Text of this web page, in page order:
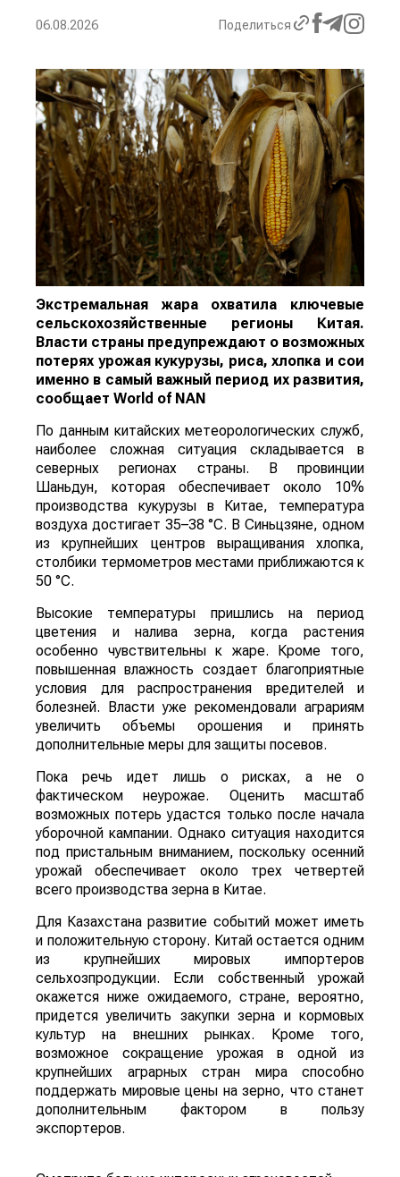
06.08.2026 Поделиться
Экстремальная жара охватила ключевые
сельскохозяйственные регионы Китая.
Власти страны предупреждают о возможных
потерях урожая кукурузы, риса, хлопка и сои
именно в самый важный период их развития,
сообщает World of NAN
По данным китайских метеорологических служб,
наиболее сложная ситуация складывается в
северных регионах страны. В провинции
Шаньдун, которая обеспечивает около 10%
производства кукурузы в Китае, температура
воздуха достигает 35–38 °C. В Синьцзяне, одном
из крупнейших центров выращивания хлопка,
столбики термометров местами приближаются к
50 °C.
Высокие температуры пришлись на период
цветения и налива зерна, когда растения
особенно чувствительны к жаре. Кроме того,
повышенная влажность создает благоприятные
условия для распространения вредителей и
болезней. Власти уже рекомендовали аграриям
увеличить объемы орошения и принять
дополнительные меры для защиты посевов.
Пока речь идет лишь о рисках, а не о
фактическом неурожае. Оценить масштаб
возможных потерь удастся только после начала
уборочной кампании. Однако ситуация находится
под пристальным вниманием, поскольку осенний
урожай обеспечивает около трех четвертей
всего производства зерна в Китае.
Для Казахстана развитие событий может иметь
и положительную сторону. Китай остается одним
из крупнейших мировых импортеров
сельхозпродукции. Если собственный урожай
окажется ниже ожидаемого, стране, вероятно,
придется увеличить закупки зерна и кормовых
культур на внешних рынках. Кроме того,
возможное сокращение урожая в одной из
крупнейших аграрных стран мира способно
поддержать мировые цены на зерно, что станет
дополнительным фактором в пользу
экспортеров.